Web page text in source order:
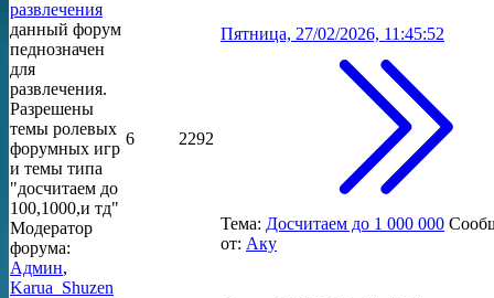
развлечения
данный форум
педнозначен
для
развлечения.
Разрешены
темы ролевых
форумных игр
и темы типа
"досчитаем до
100,1000,и тд"
Модератор
форума:
Админ,
Karua_Shuzen
6 2292
Пятница, 27/02/2026, 11:45:52
Тема: Досчитаем до 1 000 000
от: Аку